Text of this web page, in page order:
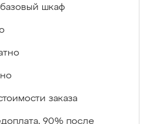
базовый шкаф
заказа
90% после